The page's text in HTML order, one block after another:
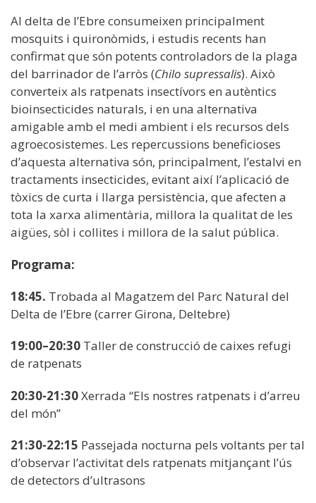
Al delta de l’Ebre consumeixen principalment
mosquits i quironòmids, i estudis recents han
confirmat que són potents controladors de la plaga
del barrinador de l’arròs (Chilo supressalis). Això
converteix als ratpenats insectívors en autèntics
bioinsecticides naturals, i en una alternativa
amigable amb el medi ambient i els recursos dels
agroecosistemes. Les repercussions beneficioses
d’aquesta alternativa són, principalment, l’estalvi en
tractaments insecticides, evitant així l’aplicació de
tòxics de curta i llarga persistència, que afecten a
tota la xarxa alimentària, millora la qualitat de les
aigües, sòl i collites i millora de la salut pública.
Programa:
18:45. Trobada al Magatzem del Parc Natural del
Delta de l’Ebre (carrer Girona, Deltebre)
19:00–20:30 Taller de construcció de caixes refugi
de ratpenats
20:30-21:30Xerrada “Els nostres ratpenats i d’arreu
del món”
21:30-22:15 Passejada nocturna pels voltants per tal
d’observar l’activitat dels ratpenats mitjançant l’ús
de detectors d’ultrasons